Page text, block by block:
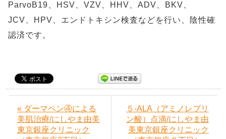
ParvoB19、HSV、VZV、HHV、ADV、BKV、
JCV、HPV、エンドトキシン検査などを行い、陰性確
認済です。
« ダーマペン④による
美肌治療/にしやま由美
東京銀座クリニック
５-ALA（アミノレブリ
ン酸）点滴/にしやま由
美東京銀座クリニック